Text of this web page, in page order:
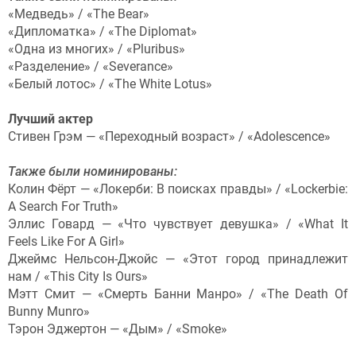
«Медведь» / «The Bear»
«Дипломатка» / «The Diplomat»
«Одна из многих» / «Pluribus»
«Разделение» / «Severance»
«Белый лотос» / «The White Lotus»
Лучший актер
Стивен Грэм — «Переходный возраст» / «Adolescence»
Также были номинированы:
Колин Фёрт — «Локерби: В поисках правды» / «Lockerbie:
A Search For Truth»
Эллис Говард — «Что чувствует девушка» / «What It
Feels Like For A Girl»
Джеймс Нельсон-Джойс — «Этот город принадлежит
нам / «This City Is Ours»
Мэтт Смит — «Смерть Банни Манро» / «The Death Of
Bunny Munro»
Тэрон Эджертон — «Дым» / «Smoke»